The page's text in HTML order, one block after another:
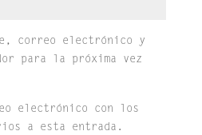
correo electrónico y
para la próxima vez
electrónico con los
a esta entrada.